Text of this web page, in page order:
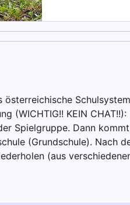
(WICHTIG!! KEIN CHAT!!):
Spielgruppe. Dann
(Grundschule). Nach
(aus